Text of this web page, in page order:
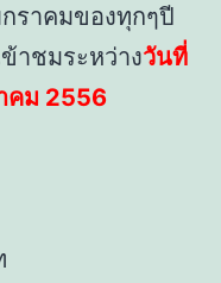
ราคมของทุกๆปี
าชมระหว่างวันที่
คม 2556